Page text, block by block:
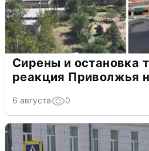
Сирены и остановка
реакция Приволжья
6 августа 0